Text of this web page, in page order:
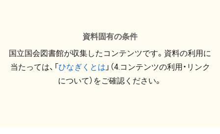
資料固有の条件
国立国会図書館が収集したコンテンツです。資料の利用に
当たっては、「ひなぎくとは 」（4.コンテンツの利用・リンク
について）をご確認ください。